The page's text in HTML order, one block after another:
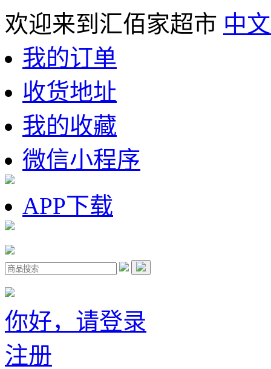
欢迎来到汇佰家超市 中
我的订单
收货地址
我的收藏
微信小程序
APP下载
你好，请登录
注册